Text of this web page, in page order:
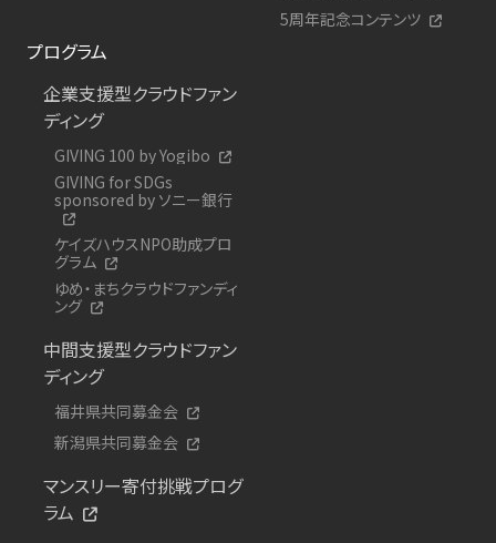
5周年記念コンテンツ
プログラム
企業支援型クラウドファン
ディング
GIVING 100 by Yogibo
GIVING for SDGs
sponsored by ソニー銀行
ケイズハウスNPO助成プロ
グラム
ゆめ・まちクラウドファンディ
ング
中間支援型クラウドファン
ディング
福井県共同募金会
新潟県共同募金会
マンスリー寄付挑戦プログ
ラム